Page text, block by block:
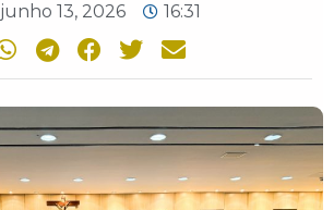
junho 13, 2026 16:31